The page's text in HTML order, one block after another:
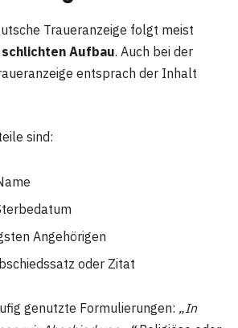
Traueranzeige folgt meist
Aufbau. Auch bei der
entsprach der Inhalt
sind:
Angehörigen
oder Zitat
genutzte Formulierungen: „In